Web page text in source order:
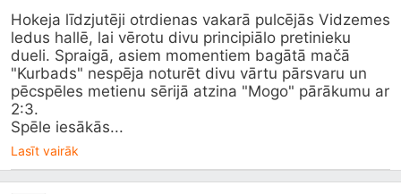
Hokeja līdzjutēji otrdienas vakarā pulcējās Vidzemes
ledus hallē, lai vērotu divu principiālo pretinieku
dueli. Spraigā, asiem momentiem bagātā mačā
"Kurbads" nespēja noturēt divu vārtu pārsvaru un
pēcspēles metienu sērijā atzina "Mogo" pārākumu ar
2:3.
Spēle iesākās...
Lasīt vairāk